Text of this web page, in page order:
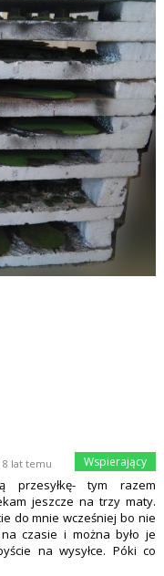
8 lat temu
przesyłkę- tym razem
jeszcze na trzy maty.
do mnie wcześniej bo nie
czasie i można było je
na wysyłce. Póki co